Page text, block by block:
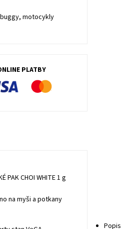
Popis
motocykly
PLATBY
PAK CHOI WHITE 1 g
na myši a potkany